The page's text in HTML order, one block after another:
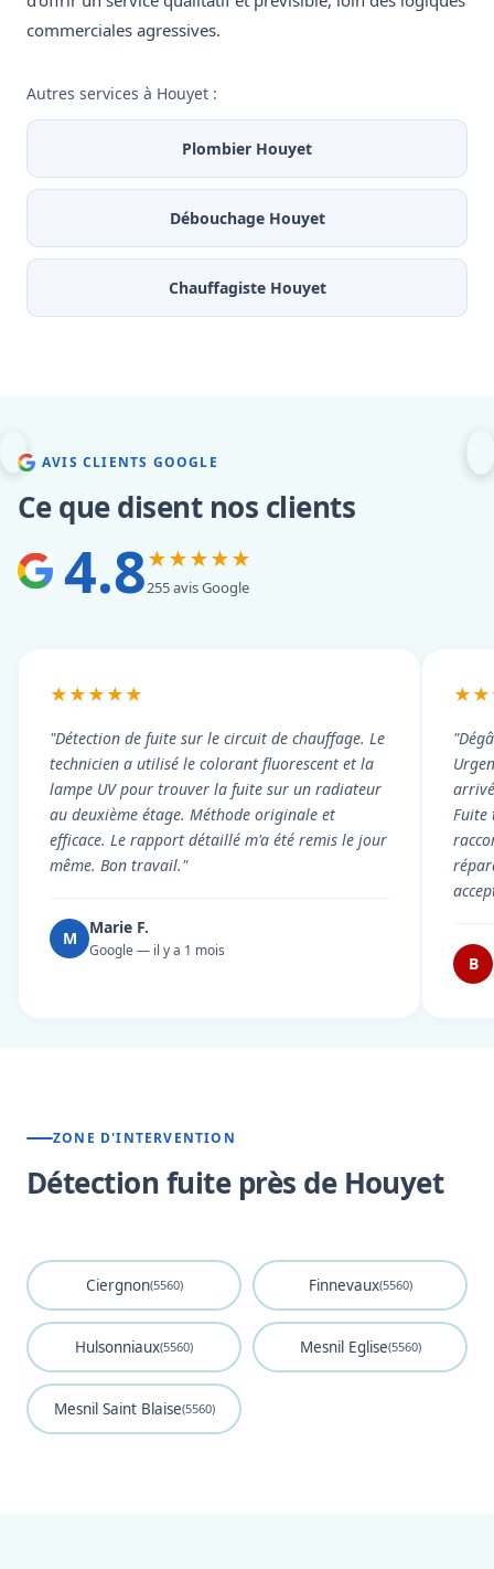
commerciales agressives.
Autres services à Houyet :
Plombier Houyet
Débouchage Houyet
Chauffagiste Houyet
AVIS CLIENTS GOOGLE
Ce que disent nos clients
4.8★★★★★
255 avis Google
★★★★★
"Détection de fuite sur le circuit de chauffage. Le
technicien a utilisé le colorant fluorescent et la
lampe UV pour trouver la fuite sur un radiateur
au deuxième étage. Méthode originale et
efficace. Le rapport détaillé m'a été remis le jour
même. Bon travail."
M
Marie F.
Google — il y a 1 mois
Fuite
B
ZONE D'INTERVENTION
Détection fuite près de Houyet
Ciergnon(5560) Finnevaux(5560)
Hulsonniaux(5560) Mesnil Eglise(5560)
Mesnil Saint Blaise(5560)